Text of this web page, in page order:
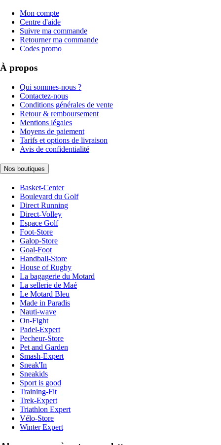
Mon compte
Centre d'aide
Suivre ma commande
Retourner ma commande
Codes promo
À propos
Qui sommes-nous ?
Contactez-nous
Conditions générales de vente
Retour & remboursement
Mentions légales
Moyens de paiement
Tarifs et options de livraison
Avis de confidentialité
Nos boutiques
Basket-Center
Boulevard du Golf
Direct Running
Direct-Volley
Espace Golf
Foot-Store
Galop-Store
Goal-Foot
Handball-Store
House of Rugby
La bagagerie du Motard
La sellerie de Maé
Le Motard Bleu
Made in Paradis
Nauti-wave
On-Fight
Padel-Expert
Pecheur-Store
Pet and Garden
Smash-Expert
Sneak'In
Sneakids
Sport is good
Training-Fit
Trek-Expert
Triathlon Expert
Vélo-Store
Winter Expert